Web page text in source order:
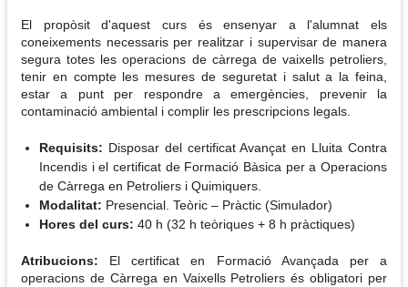
El propòsit d'aquest curs és ensenyar a l'alumnat els
coneixements necessaris per realitzar i supervisar de manera
segura totes les operacions de càrrega de vaixells petroliers,
tenir en compte les mesures de seguretat i salut a la feina,
estar a punt per respondre a emergències, prevenir la
contaminació ambiental i complir les prescripcions legals.
Requisits: Disposar del certificat Avançat en Lluita Contra
Incendis i el certificat de Formació Bàsica per a Operacions
de Càrrega en Petroliers i Quimiquers.
Modalitat: Presencial. Teòric – Pràctic (Simulador)
Hores del curs: 40 h (32 h teòriques + 8 h pràctiques)
Atribucions: El certificat en Formació Avançada per a
operacions de Càrrega en Vaixells Petroliers és obligatori per